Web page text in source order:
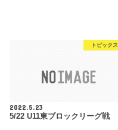
トピックス
2022.5.23
5/22 U11東ブロックリーグ戦